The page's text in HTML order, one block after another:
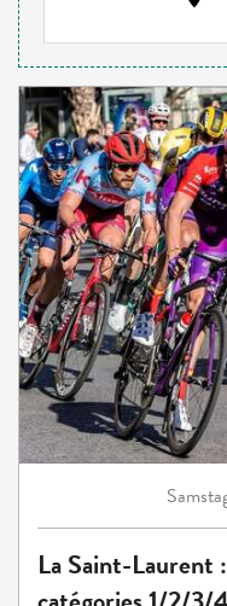
La Saint-Laurent